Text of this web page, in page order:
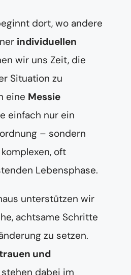
dort, wo andere
individuellen
wir uns Zeit, die
Situation zu
eine Messie
einfach nur ein
– sondern
oft
Lebensphase.
unterstützen wir
achtsame Schritte
zu setzen.
und
stehen dabei im